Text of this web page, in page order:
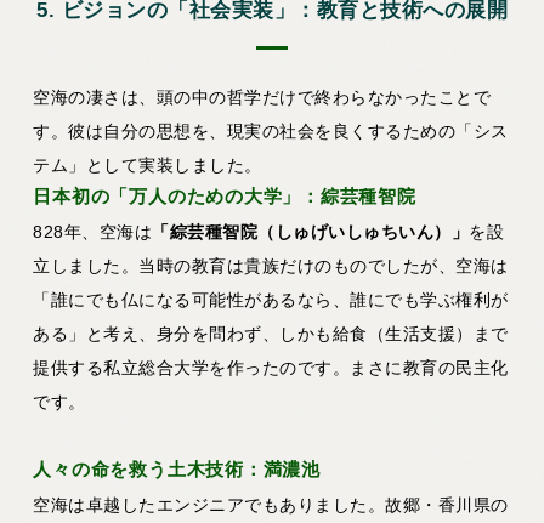
5. ビジョンの「社会実装」：教育と技術への展開
空海の凄さは、頭の中の哲学だけで終わらなかったことで
す。彼は自分の思想を、現実の社会を良くするための「シス
テム」として実装しました。
日本初の「万人のための大学」：綜芸種智院
828年、空海は 「綜芸種智院（しゅげいしゅちいん）」 を設
立しました。当時の教育は貴族だけのものでしたが、空海は
「誰にでも仏になる可能性があるなら、誰にでも学ぶ権利が
ある」と考え、身分を問わず、しかも給食（生活支援）まで
提供する私立総合大学を作ったのです。まさに教育の民主化
です。
人々の命を救う土木技術：満濃池
空海は卓越したエンジニアでもありました。故郷・香川県の